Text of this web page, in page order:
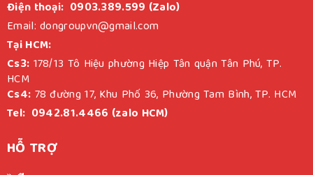
Điện thoại: 0903.389.599 (Zalo)
Email: dongroupvn@gmail.com
Tại HCM:
Cs3: 178/13 Tô Hiệu phường Hiệp Tân quận Tân Phú, TP.
HCM
Cs4: 78 đường 17, Khu Phố 36, Phường Tam Bình, TP. HCM
Tel: 0942.81.4466 (zalo HCM)
HỖ TRỢ